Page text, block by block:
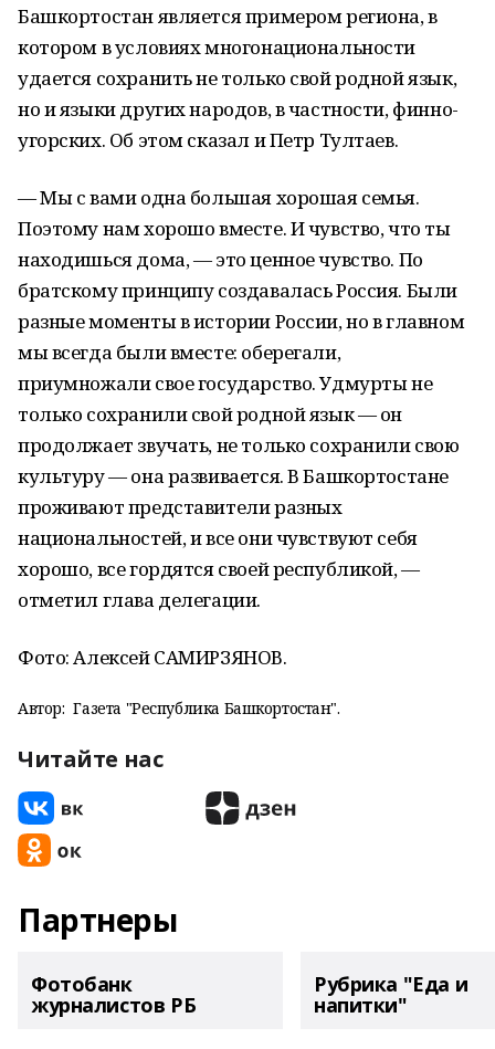
Башкортостан является примером региона, в
котором в условиях многонациональности
удается сохранить не только свой родной язык,
но и языки других народов, в частности, финно-
угорских. Об этом сказал и Петр Тултаев.
— Мы с вами одна большая хорошая семья.
Поэтому нам хорошо вместе. И чувство, что ты
находишься дома, — это ценное чувство. По
братскому принципу создавалась Россия. Были
разные моменты в истории России, но в главном
мы всегда были вместе: оберегали,
приумножали свое государство. Удмурты не
только сохранили свой родной язык — он
продолжает звучать, не только сохранили свою
культуру — она развивается. В Башкортостане
проживают представители разных
национальностей, и все они чувствуют себя
хорошо, все гордятся своей республикой, —
отметил глава делегации.
Фото: Алексей САМИРЗЯНОВ.
Автор: Газета "Республика Башкортостан".
Читайте нас
Партнеры
Фотобанк
журналистов РБ
Рубрика "Еда и
напитки"